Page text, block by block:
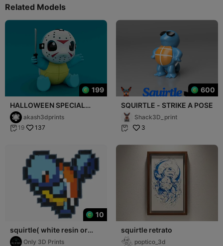
Related Models
199
HALLOWEEN SPECIAL
JASON SQUIRTLE
akash3dprints
 19 137
600
SQUIRTLE - STRIKE A POSE
Shack3D_print
 3
10
squirtle( white resin or
white FDM to color)
Only 3D Prints
squirtle retrato
poptico_3d